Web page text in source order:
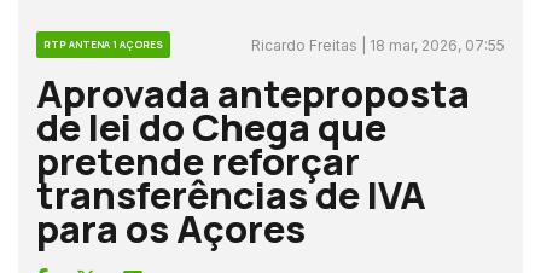
RTP ANTENA 1 AÇORES Ricardo Freitas | 18 mar, 2026, 07:55
Aprovada anteproposta
de lei do Chega que
pretende reforçar
transferências de IVA
para os Açores